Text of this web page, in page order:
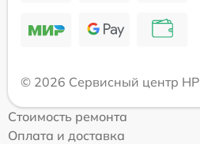
© 2026 Сервисный центр HP
Стоимость ремонта
Оплата и доставка